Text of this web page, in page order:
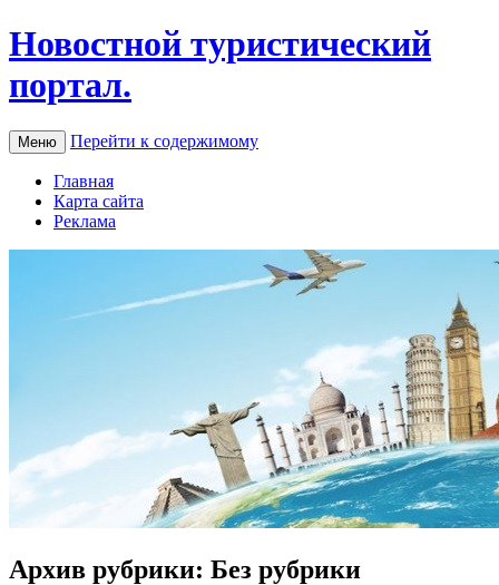
Новостной туристический
портал.
Меню Перейти к содержимому
Главная
Карта сайта
Реклама
Архив рубрики: Без рубрики